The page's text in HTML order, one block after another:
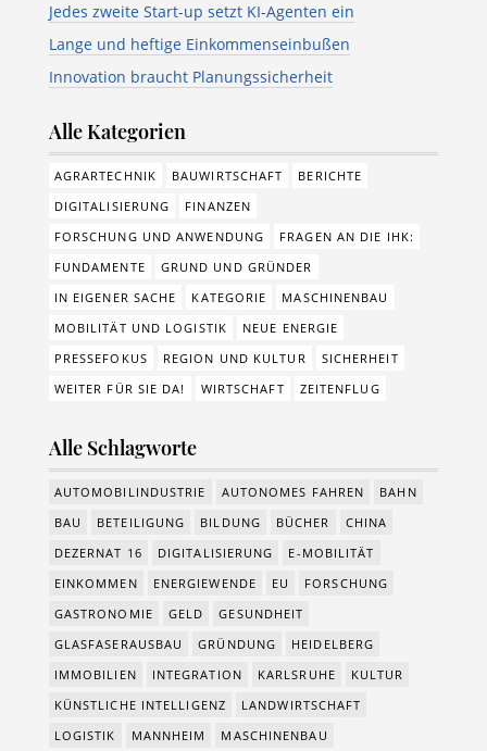
Jedes zweite Start-up setzt KI-Agenten ein
Lange und heftige Einkommenseinbußen
Innovation braucht Planungssicherheit
Alle Kategorien
AGRARTECHNIK BAUWIRTSCHAFT
BERICHTE
DIGITALISIERUNG
FINANZEN
FORSCHUNG UND ANWENDUNG
FRAGEN AN DIE IHK:
FUNDAMENTE
GRUND UND GRÜNDER
IN EIGENER SACHE
KATEGORIE
MASCHINENBAU
MOBILITÄT UND LOGISTIK
NEUE ENERGIE
PRESSEFOKUS
REGION UND KULTUR
SICHERHEIT
WEITER FÜR SIE DA!
WIRTSCHAFT ZEITENFLUG
Alle Schlagworte
AUTOMOBILINDUSTRIE AUTONOMES FAHREN
BAHN
BAU
BETEILIGUNG BILDUNG BÜCHER
CHINA
DEZERNAT 16
DIGITALISIERUNG
E-MOBILITÄT
EINKOMMEN
ENERGIEWENDE EU
FORSCHUNG
GASTRONOMIE
GELD
GESUNDHEIT
GLASFASERAUSBAU
GRÜNDUNG
HEIDELBERG
IMMOBILIEN
INTEGRATION KARLSRUHE
KULTUR
KÜNSTLICHE INTELLIGENZ
LANDWIRTSCHAFT
LOGISTIK
MANNHEIM MASCHINENBAU